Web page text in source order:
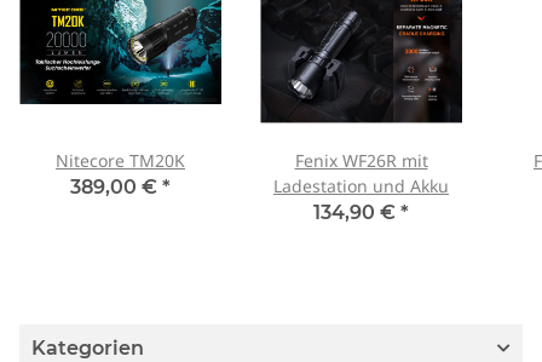
Nitecore TM20K
389,00 € *
Fenix WF26R mit
Ladestation und Akku
134,90 € *
Kategorien